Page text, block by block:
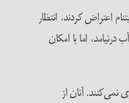
جنگ ویتنام اعتراض کردند، انتظار
اما با امکان
آنان از